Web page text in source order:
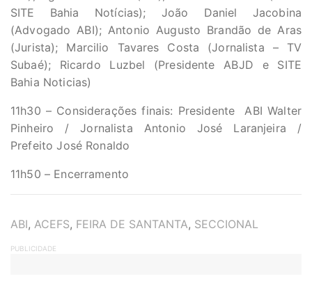
SITE Bahia Notícias); João Daniel Jacobina
(Advogado ABI); Antonio Augusto Brandão de Aras
(Jurista); Marcilio Tavares Costa (Jornalista – TV
Subaé); Ricardo Luzbel (Presidente ABJD e SITE
Bahia Noticias)
11h30 – Considerações finais: Presidente ABI Walter
Pinheiro / Jornalista Antonio José Laranjeira /
Prefeito José Ronaldo
11h50 – Encerramento
TAGS
ABI, ACEFS, FEIRA DE SANTANTA, SECCIONAL
PUBLICIDADE